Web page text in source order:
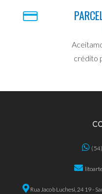
crédito
Rua Jacob Luchesi, 2419 -